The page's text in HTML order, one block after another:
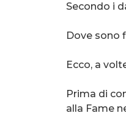
Secondo i
Dove sono
Ecco, a
Prima di
alla Fame